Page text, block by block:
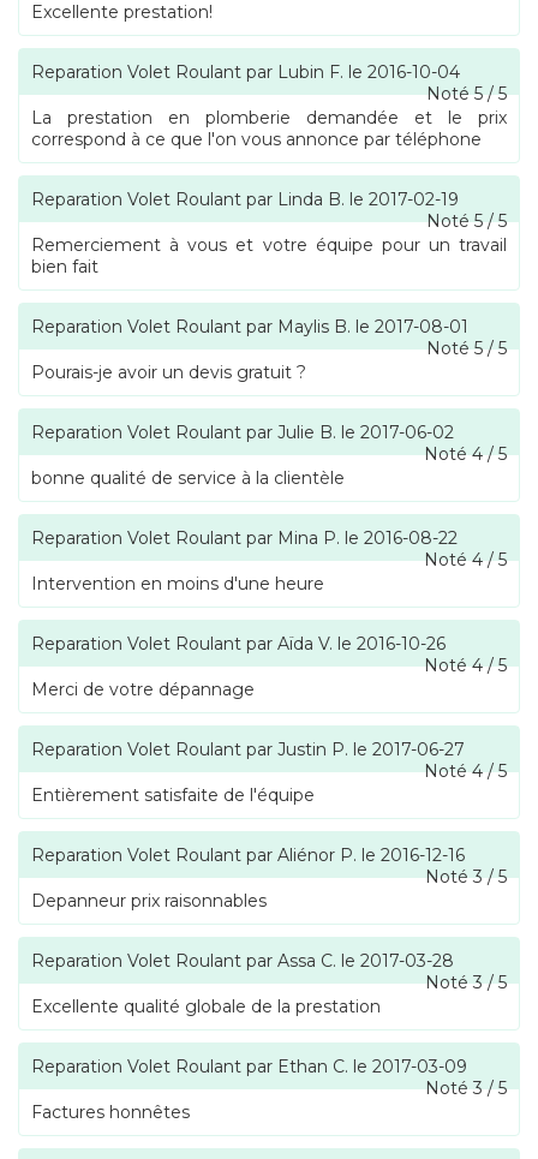
Excellente prestation!
Reparation Volet Roulant par Lubin F. le 2016-10-04
Noté5/5
La prestation en plomberie demandée et le prix
correspond à ce que l'on vous annonce par téléphone
Reparation Volet Roulant par Linda B. le 2017-02-19
Noté5/5
Remerciement à vous et votre équipe pour un travail
bien fait
Reparation Volet Roulant par Maylis B. le 2017-08-01
Noté5/5
Pourais-je avoir un devis gratuit ?
Reparation Volet Roulant par Julie B. le 2017-06-02
Noté4/5
bonne qualité de service à la clientèle
Reparation Volet Roulant par Mina P. le 2016-08-22
Noté4/5
Intervention en moins d'une heure
Reparation Volet Roulant par Aïda V. le 2016-10-26
Noté4/5
Merci de votre dépannage
Reparation Volet Roulant par Justin P. le 2017-06-27
Noté4/5
Entièrement satisfaite de l'équipe
Reparation Volet Roulant par Aliénor P. le 2016-12-16
Noté3/5
Depanneur prix raisonnables
Reparation Volet Roulant par Assa C. le 2017-03-28
Noté3/5
Excellente qualité globale de la prestation
Reparation Volet Roulant par Ethan C. le 2017-03-09
Noté3/5
Factures honnêtes